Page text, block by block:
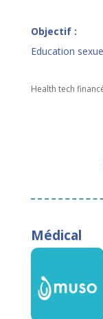
Objectif :
Education
Health tech
Médical